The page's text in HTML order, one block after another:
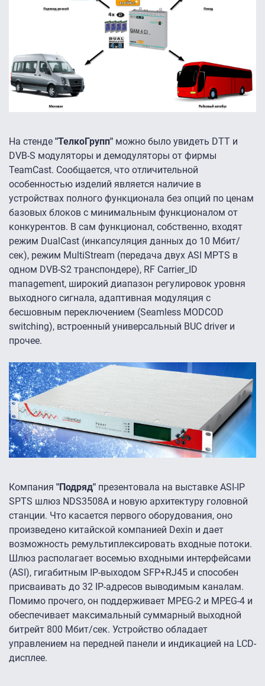
На стенде "ТелкоГрупп" можно было увидеть DTT и
DVB-S модуляторы и демодуляторы от фирмы
TeamCast. Сообщается, что отличительной
особенностью изделий является наличие в
устройствах полного функционала без опций по ценам
базовых блоков с минимальным функционалом от
конкурентов. В сам функционал, собственно, входят
режим DualCast (инкапсуляция данных до 10 Мбит/
сек), режим MultiStream (передача двух ASI MPTS в
одном DVB-S2 транспондере), RF Carrier_ID
management, широкий диапазон регулировок уровня
выходного сигнала, адаптивная модуляция с
бесшовным переключением (Seamless MODCOD
switching), встроенный универсальный BUC driver и
прочее.
Компания "Подряд" презентовала на выставке ASI-IP
SPTS шлюз NDS3508A и новую архитектуру головной
станции. Что касается первого оборудования, оно
произведено китайской компанией Dexin и дает
возможность ремультиплексировать входные потоки.
Шлюз располагает восемью входными интерфейсами
(ASI), гигабитным IP-выходом SFP+RJ45 и способен
присваивать до 32 IP-адресов выводимым каналам.
Помимо прочего, он поддерживает MPEG-2 и MPEG-4 и
обеспечивает максимальный суммарный выходной
битрейт 800 Мбит/сек. Устройство обладает
управлением на передней панели и индикацией на LCD-
дисплее.